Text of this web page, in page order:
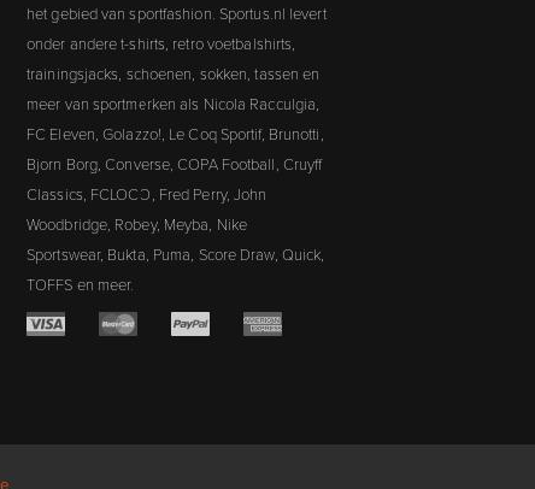
het gebied van sportfashion. Sportus.nl levert
onder andere t-shirts, retro voetbalshirts,
trainingsjacks, schoenen, sokken, tassen en
meer van sportmerken als Nicola Racculgia,
FC Eleven, Golazzo!, Le Coq Sportif, Brunotti,
Bjorn Borg, Converse, COPA Football, Cruyff
Classics, FCLOCO, Fred Perry, John
Woodbridge, Robey, Meyba, Nike
Sportswear, Bukta, Puma, Score Draw, Quick,
TOFFS en meer.